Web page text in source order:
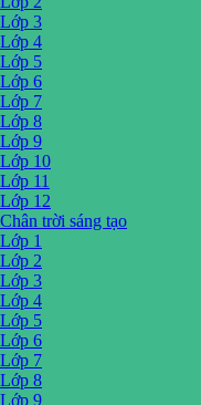
Lớp 3
Lớp 4
Lớp 5
Lớp 6
Lớp 7
Lớp 8
Lớp 9
Lớp 10
Lớp 11
Lớp 12
Chân trời sáng tạo
Lớp 1
Lớp 2
Lớp 3
Lớp 4
Lớp 5
Lớp 6
Lớp 7
Lớp 8
Lớp 9